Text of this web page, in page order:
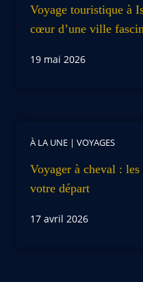
Voyage touristique à
cœur d’une ville
19 mai 2026
À LA UNE | VOYAGES
Voyager à cheval :
votre départ
17 avril 2026